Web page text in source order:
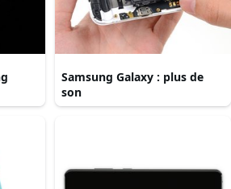
Samsung Galaxy : plus de
son